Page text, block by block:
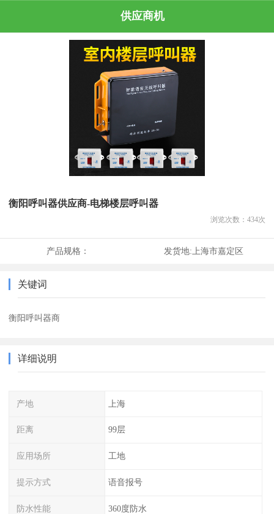
供应商机
衡阳呼叫器供应商-电梯楼层呼叫器
浏览次数： 434次
产品规格： 发货地:上海市嘉定区
关键词
衡阳呼叫器商
详细说明
产地 上海
距离 99层
应用场所 工地
提示方式 语音报号
防水性能 360度防水